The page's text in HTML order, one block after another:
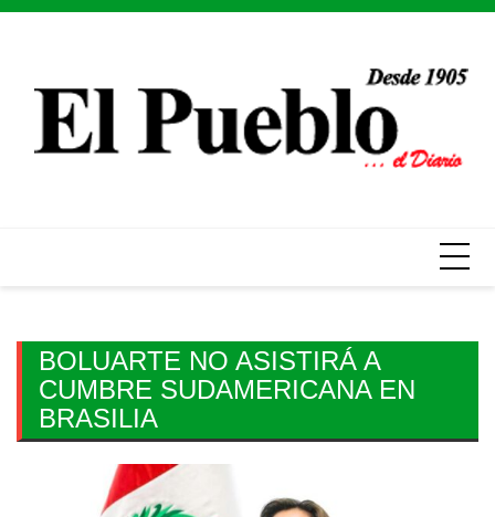
Skip
BOLUARTE NO ASISTIRÁ A
CUMBRE SUDAMERICANA EN
BRASILIA